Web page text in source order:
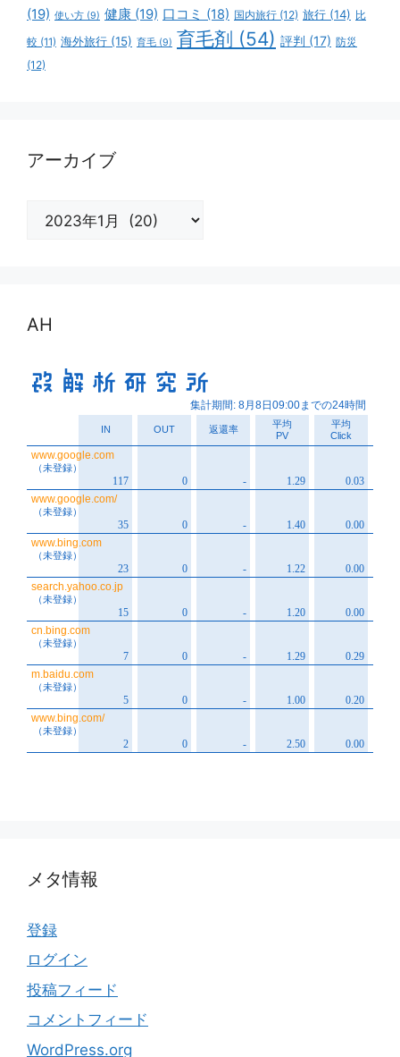
(19) 使い方 (9) 健康 (19) 口コミ (18) 国内旅行 (12) 旅行 (14) 比
較 (11) 海外旅行 (15) 育毛 (9) 育毛剤 (54) 評判 (17) 防災
(12)
アーカイブ
AH
メタ情報
登録
ログイン
投稿フィード
コメントフィード
WordPress.org